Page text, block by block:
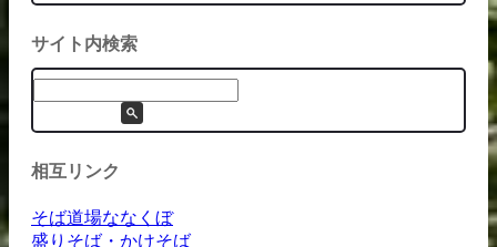
サイト内検索
相互リンク
そば道場ななくぼ
盛りそば・かけそば